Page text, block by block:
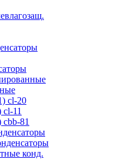
cl-20
11
81
конд.